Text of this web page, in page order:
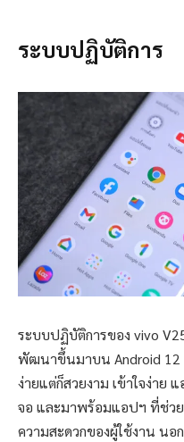
ระบบปฏิบัติการ
ระบบปฏิบัติการของ vivo
พัฒนาขึ้นมาบน Android 12
ง่ายแต่ก็สวยงาม เข้าใจง่า
จอ และมาพร้อมแอปฯ ที่ช่วย
ความสะดวกของผู้ใช้งาน น